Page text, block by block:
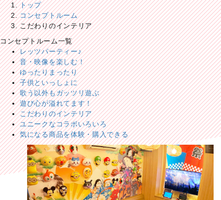
トップ
コンセプトルーム
こだわりのインテリア
コンセプトルーム一覧
レッツパーティー♪
音・映像を楽しむ！
ゆったりまったり
子供といっしょに
歌う以外もガッツリ遊ぶ
遊び心が溢れてます！
こだわりのインテリア
ユニークなコラボいろいろ
気になる商品を体験・購入できる